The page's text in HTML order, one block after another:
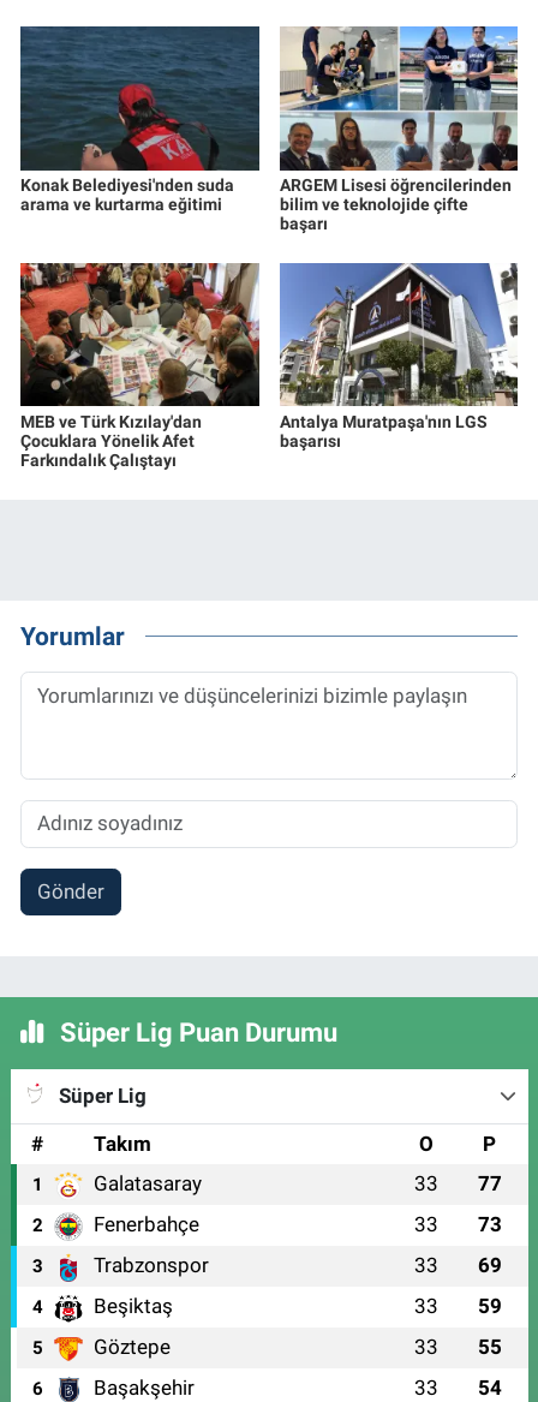
Konak Belediyesi'nden suda
arama ve kurtarma eğitimi
ARGEM Lisesi öğrencilerinden
bilim ve teknolojide çifte
başarı
MEB ve Türk Kızılay'dan
Çocuklara Yönelik Afet
Farkındalık Çalıştayı
Antalya Muratpaşa'nın LGS
başarısı
Yorumlar
Gönder
Süper Lig Puan Durumu
Süper Lig
#
Takım O P
1 Galatasaray 33 77
2 Fenerbahçe 33 73
3 Trabzonspor 33 69
4 Beşiktaş 33 59
5 Göztepe 33 55
6 Başakşehir 33 54